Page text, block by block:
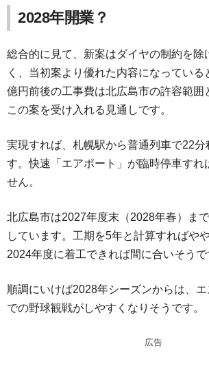
2028年開業？
総合的に見て、新案はダイヤの制約を除
く、当初案より優れた内容になってい
億円前後の工事費は北広島市の許容範囲
この案を受け入れる見通しです。
実現すれば、札幌駅から普通列車で22分
す。快速「エアポート」が臨時停車すれ
せん。
北広島市は2027年度末（2028年春）ま
しています。工期を5年と計算すればや
2024年度に着工できれば間に合いそうで
順調にいけば2028年シーズンからは、
での野球観戦がしやすくなりそうです。
広告